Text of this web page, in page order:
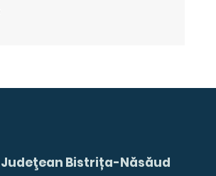
Bistrița-Năsăud